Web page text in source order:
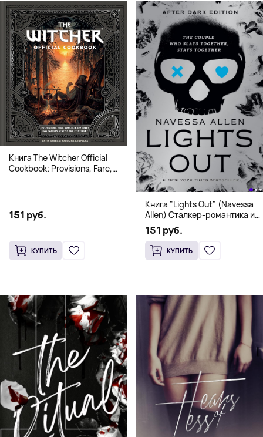
Книга The Witcher Official
Cookbook: Provisions, Fare,
151 руб.
КУПИТЬ
Книга "Lights Out" (Navessa
Allen) Сталкер-романтика и
человек в маске (18+)
151 руб.
КУПИТЬ